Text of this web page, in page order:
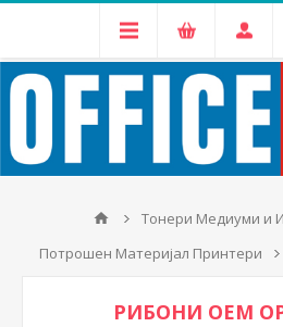
Тонери Медиуми и
Потрошен Материјал Принтери
РИБОНИ ОЕМ